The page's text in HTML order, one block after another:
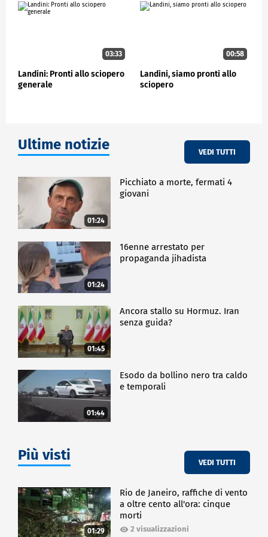
impegniamo a contrastare in tutti i modi questi
POLITICA
03:33
Landini: Pronti allo sciopero
generale
00:58
Landini, siamo pronti allo
sciopero
Ultime notizie VEDI TUTTI
01:24
Picchiato a morte, fermati 4
giovani
01:24
16enne arrestato per
propaganda jihadista
01:45
Ancora stallo su Hormuz. Iran
senza guida?
01:44
Esodo da bollino nero tra caldo
e temporali
Più visti VEDI TUTTI
01:29
Rio de Janeiro, raffiche di vento
a oltre cento all'ora: cinque
morti
2 visualizzazioni